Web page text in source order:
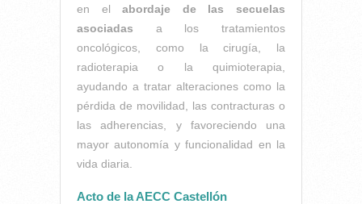
en elabordaje de las secuelas
asociadas a los tratamientos
oncológicos, como la cirugía, la
radioterapia o la quimioterapia,
ayudando a tratar alteraciones como la
pérdida de movilidad, las contracturas o
las adherencias, y favoreciendo una
mayor autonomía y funcionalidad en la
vida diaria.
Acto de la AECC Castellón